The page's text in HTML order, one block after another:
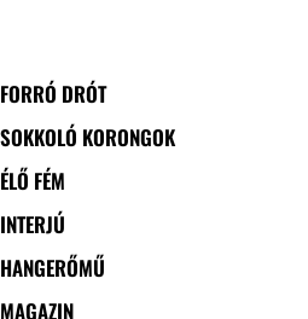
FORRÓ DRÓT
SOKKOLÓ KORONGOK
ÉLŐ FÉM
INTERJÚ
HANGERŐMŰ
MAGAZIN